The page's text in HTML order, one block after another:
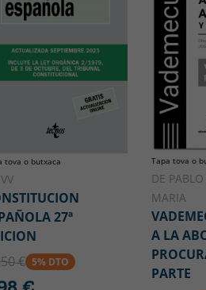
tova o butxaca
27ª
€ 5% DTO
Tapa tova o
DE
MARIA
A LA
PARTE